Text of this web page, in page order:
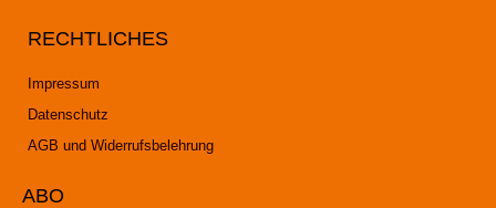
RECHTLICHES
Impressum
Datenschutz
AGB und Widerrufsbelehrung
ABO